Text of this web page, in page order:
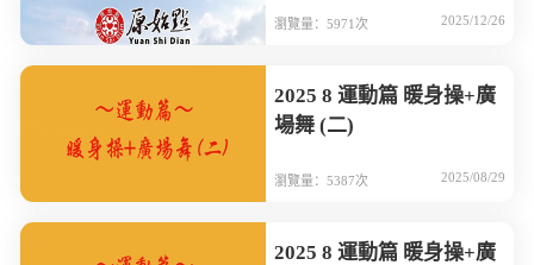
瀏覽量：5971次 2025/12/26
2025 8 運動篇 暖身操+廣
場舞 (二)
瀏覽量：5387次 2025/08/29
2025 8 運動篇 暖身操+廣